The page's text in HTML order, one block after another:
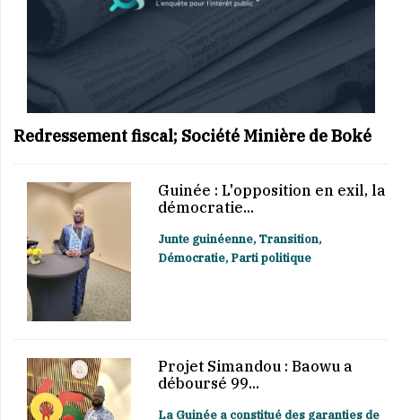
Redressement fiscal; Société Minière de Boké
Guinée : L'opposition en exil, la
démocratie...
Junte guinéenne, Transition,
Démocratie, Parti politique
Projet Simandou : Baowu a
déboursé 99...
La Guinée a constitué des garanties de